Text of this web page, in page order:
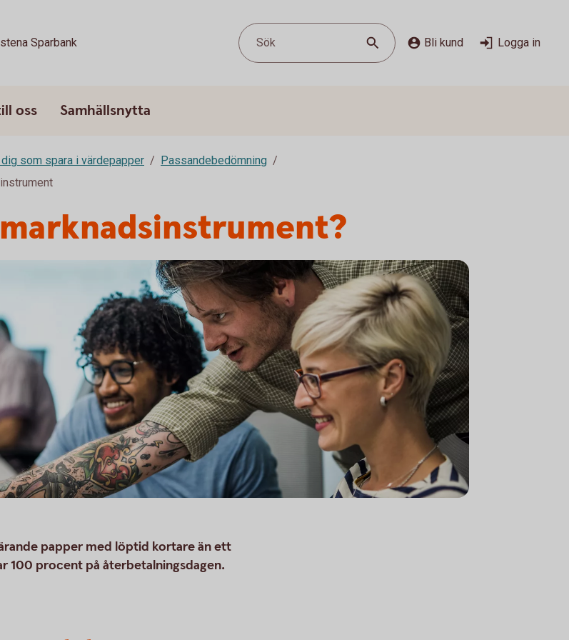
Sparbank Sök Bli kund Logga in
oss Samhällsnytta
som spara i värdepapper
Passandebedömning
papper med löptid kortare än ett
100 procent på återbetalningsdagen.